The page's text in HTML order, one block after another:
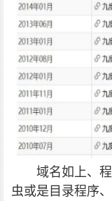
域名如上、
虫或是目录程序